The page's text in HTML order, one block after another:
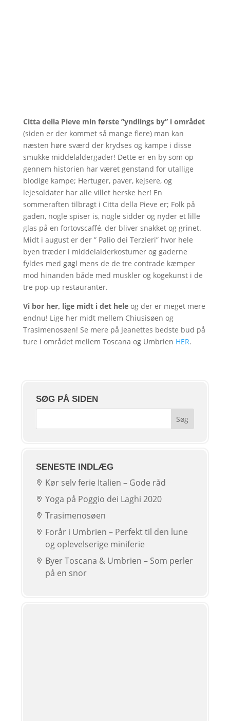
Citta della Pieve min første ”yndlings by” i området
(siden er der kommet så mange flere) man kan
næsten høre sværd der krydses og kampe i disse
smukke middelaldergader! Dette er en by som op
gennem historien har været genstand for utallige
blodige kampe; Hertuger, paver, kejsere, og
lejesoldater har alle villet herske her! En
sommeraften tilbragt i Citta della Pieve er; Folk på
gaden, nogle spiser is, nogle sidder og nyder et lille
glas på en fortovscaffé, der bliver snakket og grinet.
Midt i august er der ” Palio dei Terzieri” hvor hele
byen træder i middelalderkostumer og gaderne
fyldes med gøgl mens de de tre contrade kæmper
mod hinanden både med muskler og kogekunst i de
tre pop-up restauranter.
Vi bor her, lige midt i det heleog der er meget mere
endnu! Lige her midt mellem Chiusisøen og
Trasimenosøen! Se mere på Jeanettes bedste bud på
ture i området mellem Toscana og Umbrien HER.
SØG PÅ SIDEN
SENESTE INDLÆG
Kør selv ferie Italien – Gode råd
Yoga på Poggio dei Laghi 2020
Trasimenosøen
Forår i Umbrien – Perfekt til den lune
og oplevelserige miniferie
Byer Toscana & Umbrien – Som perler
på en snor